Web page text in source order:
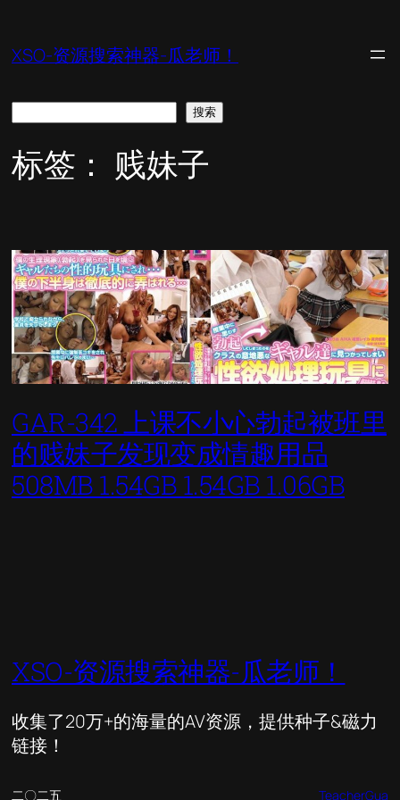
内
XSO-资源搜索神器-瓜老师！
搜索
标签： 贱妹子
GAR-342 上课不小心勃起被班里
的贱妹子发现变成情趣用品
508MB 1.54GB 1.54GB 1.06GB
XSO-资源搜索神器-瓜老师！
收集了20万+的海量的AV资源，提供种子&磁力
链接！
二〇二五 TeacherGua